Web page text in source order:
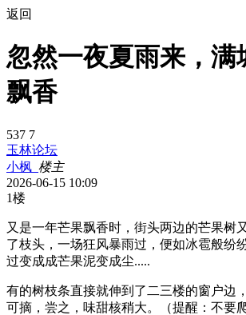
返回
忽然一夜夏雨来，满
飘香
537 7
玉林论坛
小枫_ 楼主
2026-06-15 10:09
1楼
又是一年芒果飘香时，街头两边的芒果树
了枝头，一场狂风暴雨过，便如冰雹般纷
过变成成芒果泥变成尘.....
有的树枝条直接就伸到了二三楼的窗户边
可摘，尝之，味甜核稍大。（提醒：不要